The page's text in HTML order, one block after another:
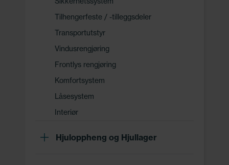
Tilhengerfeste / -tilleggsdeler
Transportutstyr
Vindusrengjøring
Frontlys rengjøring
Komfortsystem
Låsesystem
Interiør
Hjuloppheng og Hjullager